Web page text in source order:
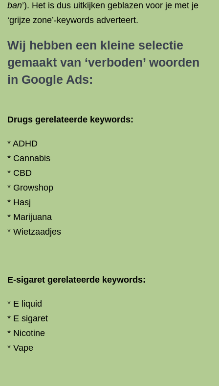
ban’). Het is dus uitkijken geblazen voor je met je
‘grijze zone’-keywords adverteert.
Wij hebben een kleine selectie
gemaakt van ‘verboden’ woorden
in Google Ads:
Drugs gerelateerde keywords:
* ADHD
* Cannabis
* CBD
* Growshop
* Hasj
* Marijuana
* Wietzaadjes
E-sigaret gerelateerde keywords:
* E liquid
* E sigaret
* Nicotine
* Vape